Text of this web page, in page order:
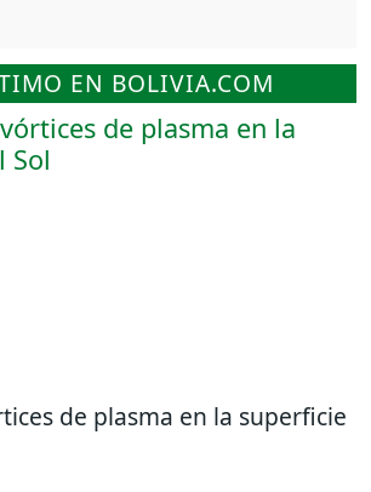
EN BOLIVIA.COM
de plasma en la superficie